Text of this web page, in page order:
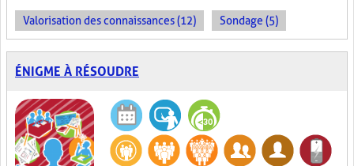
Valorisation des connaissances (12) Sondage (5)
ÉNIGME À RÉSOUDRE